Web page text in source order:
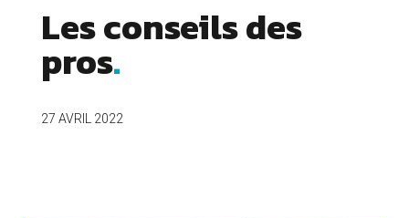
Les conseils des
pros
27 AVRIL 2022
Cookies essentiels